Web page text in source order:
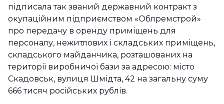
підписала так званий державний контракт з
окупаційним підприємством «Облремстрой»
про передачу в оренду приміщень для
персоналу, нежитлових і складських приміщень,
складського майданчика, розташованих на
території виробничої бази за адресою: місто
Скадовськ, вулиця Шмідта, 42 на загальну суму
666 тисяч російських рублів.